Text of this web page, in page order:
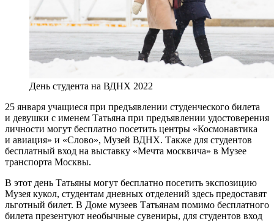
День студента на ВДНХ 2022
25 января учащиеся при предъявлении студенческого билета
и девушки с именем Татьяна при предъявлении удостоверения
личности могут бесплатно посетить центры «Космонавтика
и авиация» и «Слово», Музей ВДНХ. Также для студентов
бесплатный вход на выставку «Мечта москвича» в Музее
транспорта Москвы.
В этот день Татьяны могут бесплатно посетить экспозицию
Музея кукол, студентам дневных отделений здесь предоставят
льготный билет. В Доме музеев Татьянам помимо бесплатного
билета презентуют необычные сувениры, для студентов вход